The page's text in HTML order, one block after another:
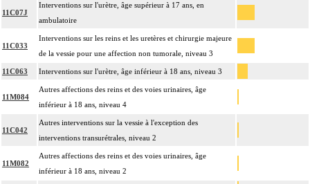
11C07J
Interventions sur l'urètre, âge supérieur à 17 ans, en
ambulatoire
11C033
Interventions sur les reins et les uretères et chirurgie majeure
de la vessie pour une affection non tumorale, niveau 3
11C063 Interventions sur l'urètre, âge inférieur à 18 ans, niveau 3
11M084
Autres affections des reins et des voies urinaires, âge
inférieur à 18 ans, niveau 4
11C042
Autres interventions sur la vessie à l'exception des
interventions transurétrales, niveau 2
11M082
Autres affections des reins et des voies urinaires, âge
inférieur à 18 ans, niveau 2